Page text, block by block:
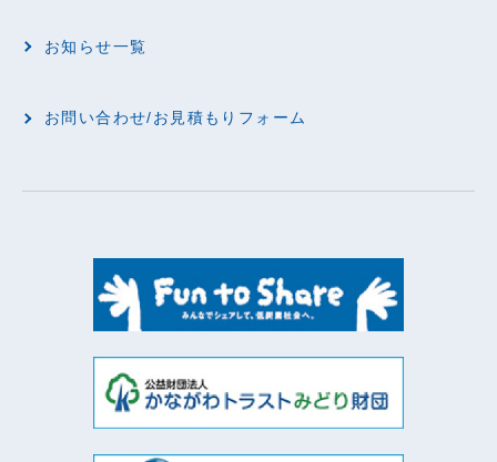
お知らせ一覧
お問い合わせ/お見積もりフォーム